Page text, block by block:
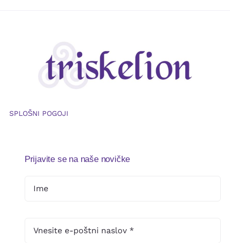
SPLOŠNI POGOJI
Prijavite se na naše novičke